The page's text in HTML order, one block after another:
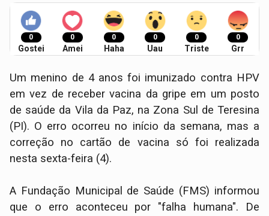
0
Gostei
0
Amei
0
Haha
0
Uau
0
Triste
0
Grr
Um menino de 4 anos foi imunizado contra HPV
em vez de receber vacina da gripe em um posto
de saúde da Vila da Paz, na Zona Sul de Teresina
(PI). O erro ocorreu no início da semana, mas a
correção no cartão de vacina só foi realizada
nesta sexta-feira (4).
A Fundação Municipal de Saúde (FMS) informou
que o erro aconteceu por "falha humana". De